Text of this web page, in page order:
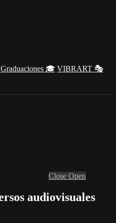
Graduaciones 🎓 VIBRART 🎭
Close Open
audiovisuales